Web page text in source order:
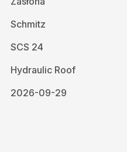
Schmitz
SCS 24
Hydraulic Roof
2026-09-29